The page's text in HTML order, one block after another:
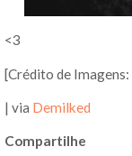
<3
[Crédito de Imagens:
| via Demilked
Compartilhe